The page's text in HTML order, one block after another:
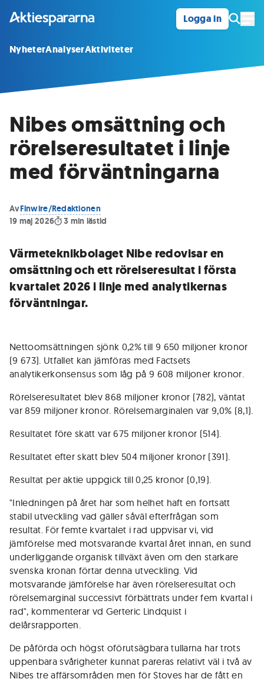
Logga in
NyheterAnalyserAktiviteter
Nibes omsättning och
rörelseresultatet i linje
med förväntningarna
AvFinwire/Redaktionen
19 maj 2026
3 min lästid
Värmeteknikbolaget Nibe redovisar en
omsättning och ett rörelseresultat i första
kvartalet 2026 i linje med analytikernas
förväntningar.
Nettoomsättningen sjönk 0,2% till 9 650 miljoner kronor
(9 673). Utfallet kan jämföras med Factsets
analytikerkonsensus som låg på 9 608 miljoner kronor.
Rörelseresultatet blev 868 miljoner kronor (782), väntat
var 859 miljoner kronor. Rörelsemarginalen var 9,0% (8,1).
Resultatet före skatt var 675 miljoner kronor (514).
Resultatet efter skatt blev 504 miljoner kronor (391).
Resultat per aktie uppgick till 0,25 kronor (0,19).
"Inledningen på året har som helhet haft en fortsatt
stabil utveckling vad gäller såväl efterfrågan som
resultat. För femte kvartalet i rad uppvisar vi, vid
jämförelse med motsvarande kvartal året innan, en sund
underliggande organisk tillväxt även om den starkare
svenska kronan förtar denna utveckling. Vid
motsvarande jämförelse har även rörelseresultat och
rörelsemarginal successivt förbättrats under fem kvartal i
rad", kommenterar vd Gerteric Lindquist i
delårsrapporten.
De påförda och högst oförutsägbara tullarna har trots
uppenbara svårigheter kunnat pareras relativt väl i två av
Nibes tre affärsområden men för Stoves har de fått en